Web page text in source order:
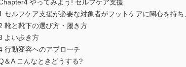
やってみよう! セルフケア支援
セルフケア支援が必要な対象者がフットケアに関心を持
靴と靴下の選び方・履き方
よい歩き方
行動変容へのアプローチ
＆A こんなときどうする?